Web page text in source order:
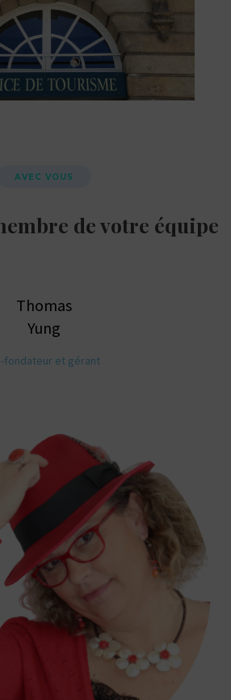
AVEC VOUS
de votre équipe
Thomas
Yung
fondateur et gérant